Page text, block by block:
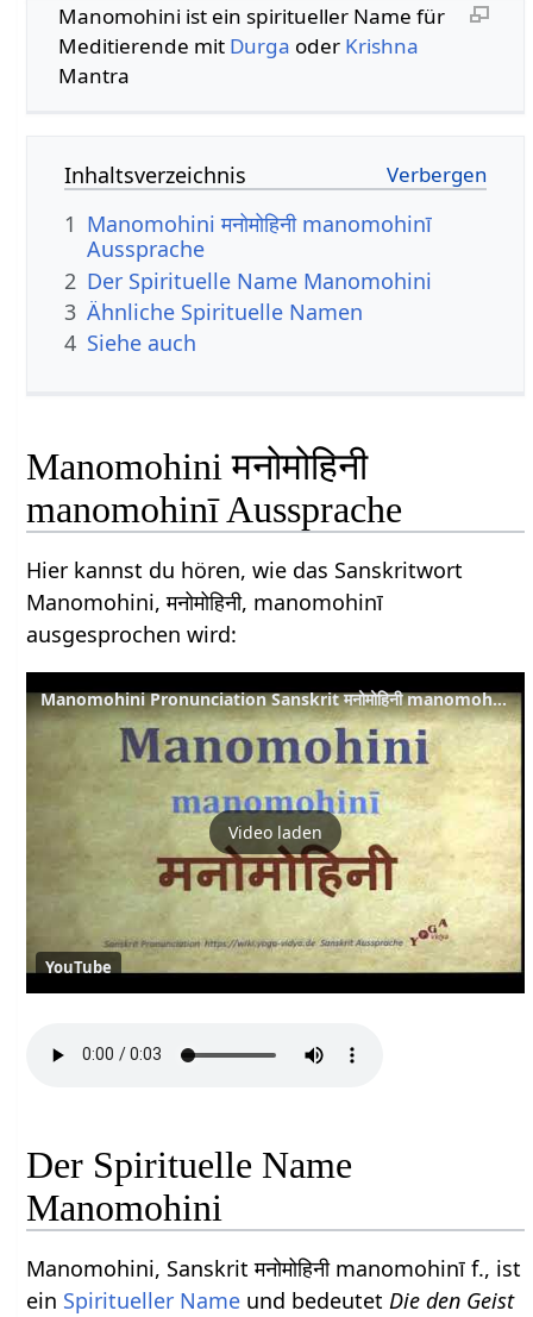
Manomohini ist ein spiritueller Name für
Meditierende mit Durga oder Krishna
Mantra
Inhaltsverzeichnis
1 Manomohini मनोमोहिनी manomohinī
Aussprache
2 Der Spirituelle Name Manomohini
3 Ähnliche Spirituelle Namen
4 Siehe auch
Manomohini मनोमोहिनी
manomohinī Aussprache
Hier kannst du hören, wie das Sanskritwort
Manomohini, मनोमोहिनी, manomohinī
ausgesprochen wird:
Manomohini Pronunciation Sanskrit मनोमोहिनी manomohinī
Video laden
YouTube
Der Spirituelle Name
Manomohini
Manomohini, Sanskrit मनोमोहिनी manomohinī f., ist
ein Spiritueller Name und bedeutetDie den Geist